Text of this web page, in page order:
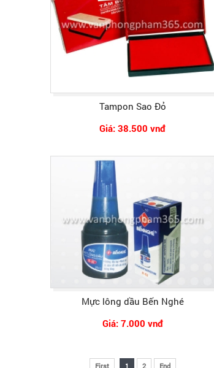
Tampon Sao Đỏ
Giá: 38.500 vnđ
Mực lông dầu Bến Nghé
Giá: 7.000 vnđ
First 1 2 End